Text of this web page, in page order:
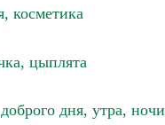
косметика
цыплята
дня, утра, ночи